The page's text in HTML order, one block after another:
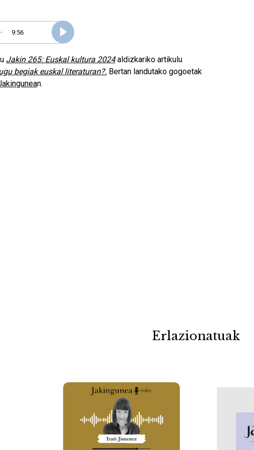
9:56
Jakin 265: Euskal kultura 2024aldizkariko artikulu
begiak euskal literaturan?. Bertan landutako gogoetak
n.
Erlazionatuak